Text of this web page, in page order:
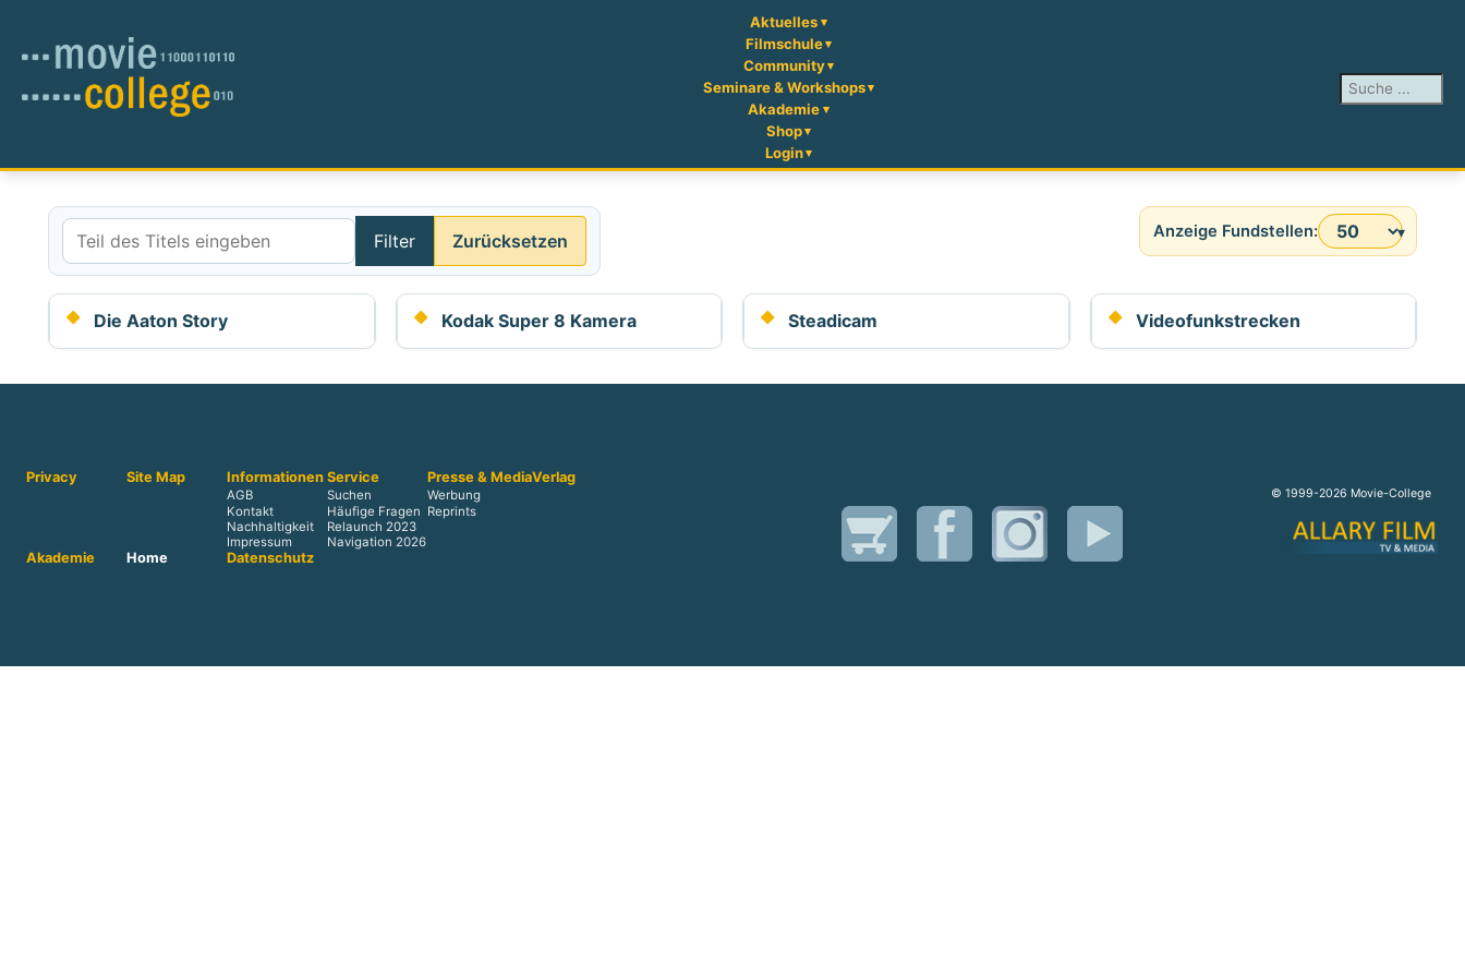
Aktuelles
Filmschule
Community
Seminare & Workshops
Akademie
Shop
Login
Suchen ...
Teil des Titels eingeben
Filter Zurücksetzen Anzeige #
Die Aaton Story Kodak Super 8 Kamera Steadicam Videofunkstrecken
Privacy Site Map Informationen
AGB
Kontakt
Nachhaltigkeit
Impressum
Service
Suchen
Häufige Fragen
Relaunch 2023
Navigation 2026
Presse & Media
Werbung
Reprints
Verlag
Akademie Home Datenschutz
© 1999-2026 Movie-College